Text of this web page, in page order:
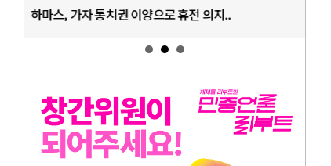
하마스, 가자 통치권 이양으로 휴전 의지..